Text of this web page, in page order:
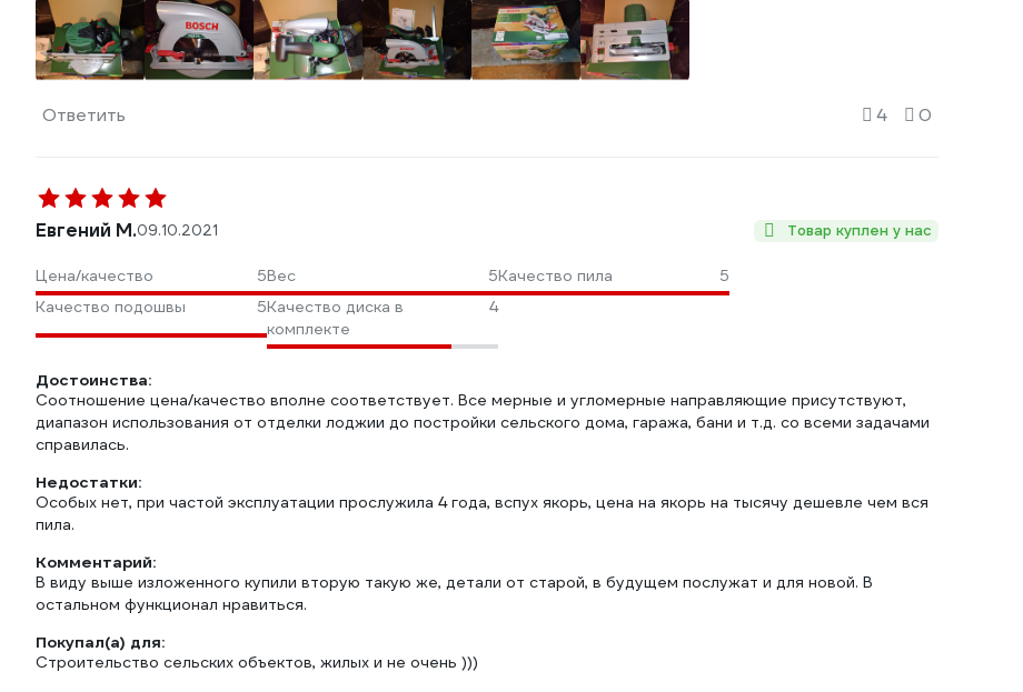
Ответить 4 0
Евгений М.09.10.2021 Товар куплен у нас
Цена/качество 5Вес 5Качество пила
5
Качество подошвы
5Качество диска в
комплекте
4
Достоинства:
Соотношение цена/качество вполне соответствует. Все мерные и угломерные направляющие присутствуют,
диапазон использования от отделки лоджии до постройки сельского дома, гаража, бани и т.д. со всеми задачами
справилась.
Недостатки:
Особых нет, при частой эксплуатации прослужила 4 года, вспух якорь, цена на якорь на тысячу дешевле чем вся
пила.
Комментарий:
В виду выше изложенного купили вторую такую же, детали от старой, в будущем послужат и для новой. В
остальном функционал нравиться.
Покупал(а) для:
Строительство сельских объектов, жилых и не очень )))